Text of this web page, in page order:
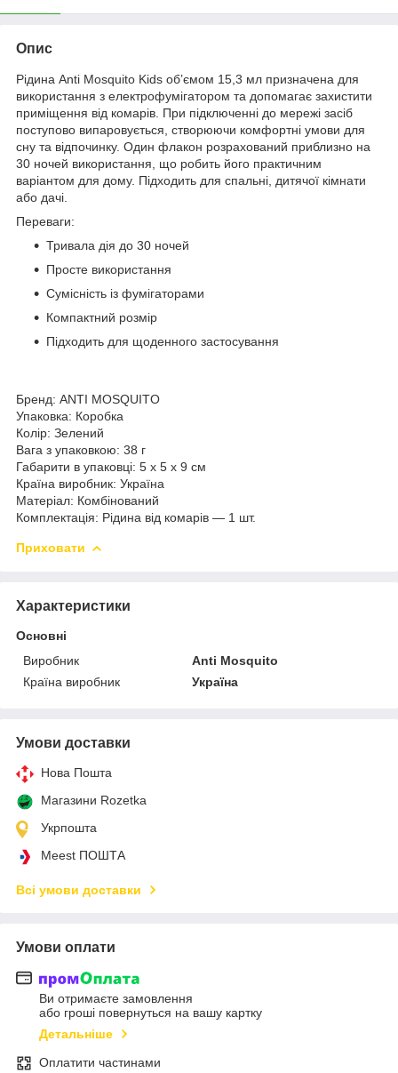
Опис
Рідина Anti Mosquito Kids об’ємом 15,3 мл призначена для
використання з електрофумігатором та допомагає захистити
приміщення від комарів. При підключенні до мережі засіб
поступово випаровується, створюючи комфортні умови для
сну та відпочинку. Один флакон розрахований приблизно на
30 ночей використання, що робить його практичним
варіантом для дому. Підходить для спальні, дитячої кімнати
або дачі.
Переваги:
Тривала дія до 30 ночей
Просте використання
Сумісність із фумігаторами
Компактний розмір
Підходить для щоденного застосування
Бренд: ANTI MOSQUITO
Упаковка: Коробка
Колір: Зелений
Вага з упаковкою: 38 г
Габарити в упаковці: 5 x 5 x 9 см
Країна виробник: Україна
Матеріал: Комбінований
Комплектація: Рідина від комарів — 1 шт.
Приховати
Характеристики
Основні
Виробник
Anti Mosquito
Країна виробник
Україна
Умови доставки
Нова Пошта
Магазини Rozetka
Укрпошта
Meest ПОШТА
Всі умови доставки
Умови оплати
Ви отримаєте замовлення
або гроші повернуться на вашу картку
Детальніше
Оплатити частинами